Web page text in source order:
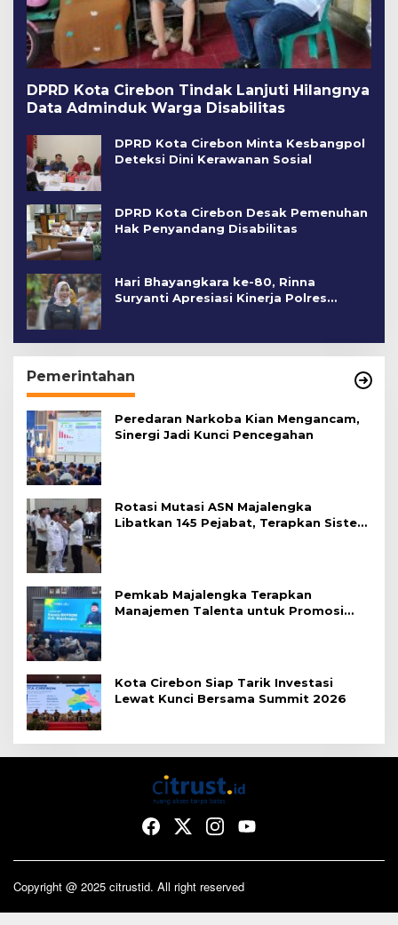
DPRD Kota Cirebon Tindak Lanjuti Hilangnya
Data Adminduk Warga Disabilitas
DPRD Kota Cirebon Minta Kesbangpol
Deteksi Dini Kerawanan Sosial
DPRD Kota Cirebon Desak Pemenuhan
Hak Penyandang Disabilitas
Hari Bhayangkara ke-80, Rinna
Suryanti Apresiasi Kinerja Polres
Pemerintahan
Peredaran Narkoba Kian Mengancam,
Sinergi Jadi Kunci Pencegahan
Rotasi Mutasi ASN Majalengka
Libatkan 145 Pejabat, Terapkan Sistem
Pemkab Majalengka Terapkan
Manajemen Talenta untuk Promosi
Kota Cirebon Siap Tarik Investasi
Lewat Kunci Bersama Summit 2026
Copyright @ 2025 citrustid. All right reserved